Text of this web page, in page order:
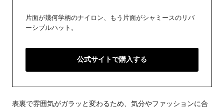
片面が幾何学柄のナイロン、もう片面がシャミースのリバ
ーシブルハット。
公式サイトで購入する
表裏で雰囲気がガラッと変わるため、気分やファッションに合